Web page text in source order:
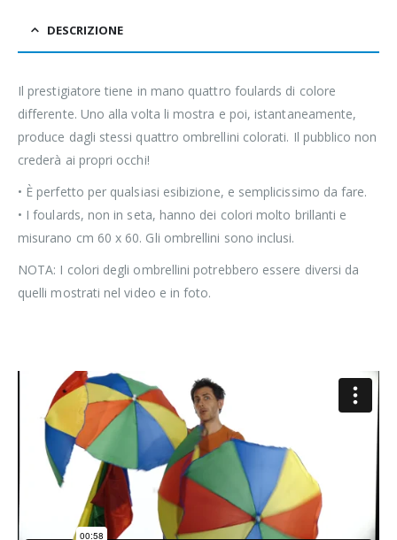
DESCRIZIONE
Il prestigiatore tiene in mano quattro foulards di colore
differente. Uno alla volta li mostra e poi, istantaneamente,
produce dagli stessi quattro ombrellini colorati. Il pubblico non
crederà ai propri occhi!
• È perfetto per qualsiasi esibizione, e semplicissimo da fare.
• I foulards, non in seta, hanno dei colori molto brillanti e
misurano cm 60 x 60. Gli ombrellini sono inclusi.
NOTA: I colori degli ombrellini potrebbero essere diversi da
quelli mostrati nel video e in foto.